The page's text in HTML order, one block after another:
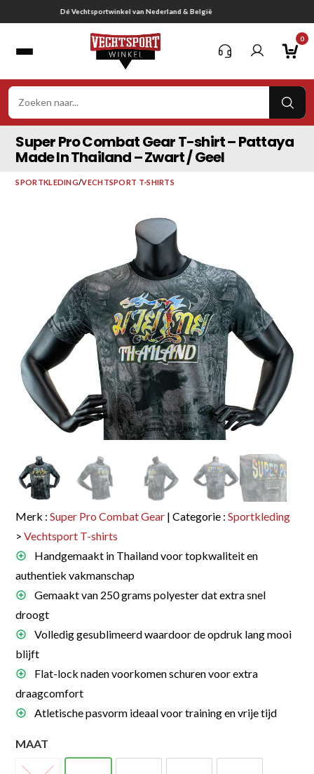
naar
Gratis verzending vanaf € 75,-
0
Super Pro Combat Gear T-shirt – Pattaya
Made In Thailand – Zwart / Geel
SPORTKLEDING/VECHTSPORT T-SHIRTS
Merk :Super Pro Combat Gear | Categorie :Sportkleding
>Vechtsport T-shirts
Handgemaakt in Thailand voor topkwaliteit en
authentiek vakmanschap
Gemaakt van 250 grams polyester dat extra snel
droogt
Volledig gesublimeerd waardoor de opdruk lang mooi
blijft
Flat-lock naden voorkomen schuren voor extra
draagcomfort
Atletische pasvorm ideaal voor training en vrije tijd
MAAT